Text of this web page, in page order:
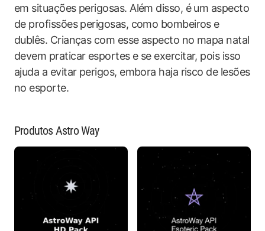
em situações perigosas. Além disso, é um aspecto
de profissões perigosas, como bombeiros e
dublês. Crianças com esse aspecto no mapa natal
devem praticar esportes e se exercitar, pois isso
ajuda a evitar perigos, embora haja risco de lesões
no esporte.
Produtos Astro Way